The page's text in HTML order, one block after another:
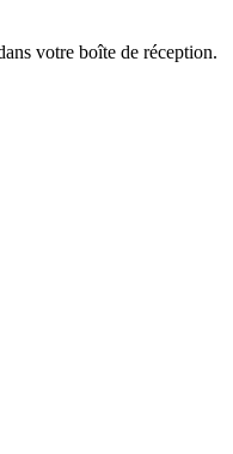
votre boîte de réception.